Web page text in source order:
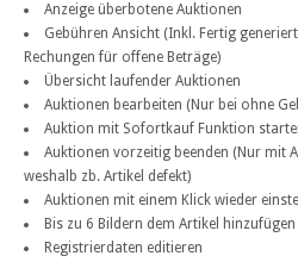
Anzeige überbotene Auktionen
Gebühren Ansicht (Inkl. Fertig
Rechungen für offene Beträge)
Übersicht laufender Auktionen
Auktionen bearbeiten (Nur bei ohne
Auktion mit Sofortkauf Funktion
Auktionen vorzeitig beenden (Nur mit
weshalb zb. Artikel defekt)
Auktionen mit einem Klick wieder
Bis zu 6 Bildern dem Artikel hinzufügen
Registrierdaten editieren